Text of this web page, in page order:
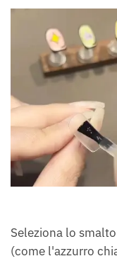
Seleziona lo
(come l'azzurro